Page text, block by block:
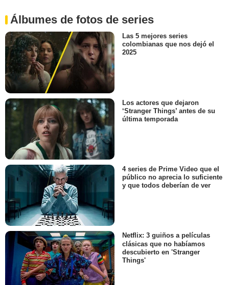
Álbumes de fotos de series
Las 5 mejores series
colombianas que nos dejó el
2025
Los actores que dejaron
‘Stranger Things’ antes de su
última temporada
4 series de Prime Video que el
público no aprecia lo suficiente
y que todos deberían de ver
Netflix: 3 guiños a películas
clásicas que no habíamos
descubierto en 'Stranger
Things'